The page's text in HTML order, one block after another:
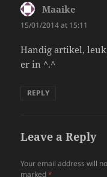
Maaike
15/01/2014 at 15:11
Handig artikel,
er in ^.^
REPLY
Leave a Reply
Your email address will
marked*